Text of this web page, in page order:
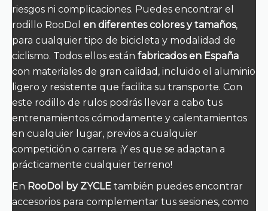
riesgos ni complicaciones. Puedes encontrar el
rodillo RooDol en diferentes colores y tamaños,
para cualquier tipo de bicicleta y modalidad de
ciclismo. Todos ellos están fabricados en España
con materiales de gran calidad, incluido el aluminio
ligero y resistente que facilita su transporte. Con
este rodillo de rulos podrás llevar a cabo tus
entrenamientos cómodamente y calentamientos
en cualquier lugar, previos a cualquier
competición o carrera. ¡Y es que se adaptan a
prácticamente cualquier terreno!
En RooDol by ZYCLE también puedes encontrar
accesorios para complementar tus sesiones, como